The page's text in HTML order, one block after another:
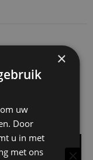
×
uw
Door
u in met
met ons